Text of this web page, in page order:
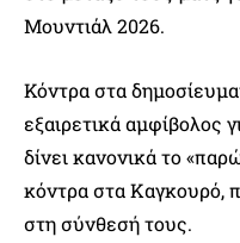
Μουντιάλ 2026.
Κόντρα στα
εξαιρετικά αμφίβολος
δίνει κανονικά το
κόντρα στα Καγκουρό,
στη σύνθεσή τους.